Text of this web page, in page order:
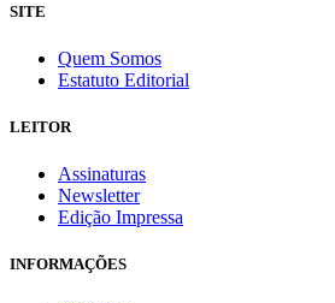
SITE
Quem Somos
Estatuto Editorial
LEITOR
Assinaturas
Newsletter
Edição Impressa
INFORMAÇÕES